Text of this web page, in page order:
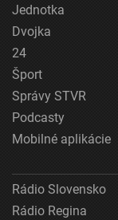
Jednotka
Dvojka
24
Šport
Správy STVR
Podcasty
Mobilné aplikácie
Rádio Slovensko
Rádio Regina